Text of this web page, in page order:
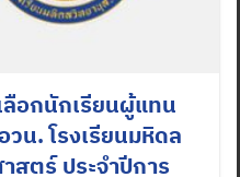
อกนักเรียนผู้แทน
น. โรงเรียนมหิดล
ตร์ ประจำปีการ